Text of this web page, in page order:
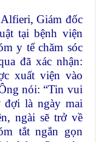
Giám đốc
tại bệnh viện
y tế chăm sóc
đã xác nhận:
xuất viện vào
nói: “Tin vui
đợi là ngày mai
ngài sẽ trở về
tắt ngắn gọn